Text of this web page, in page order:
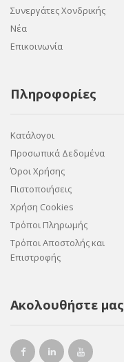
Συνεργάτες Χονδρικής
Νέα
Επικοινωνία
Πληροφορίες
Κατάλογοι
Προσωπικά Δεδομένα
Όροι Χρήσης
Πιστοποιήσεις
Χρήση Cookies
Τρόποι Πληρωμής
Τρόποι Αποστολής και
Επιστροφής
Ακολουθήστε μας